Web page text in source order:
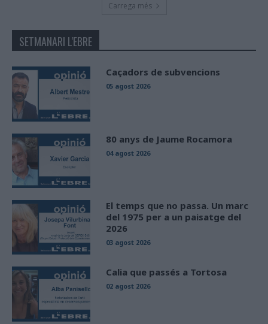
Carrega més
SETMANARI L'EBRE
Caçadors de subvencions
05 agost 2026
80 anys de Jaume Rocamora
04 agost 2026
El temps que no passa. Un marc
del 1975 per a un paisatge del
2026
03 agost 2026
Calia que passés a Tortosa
02 agost 2026